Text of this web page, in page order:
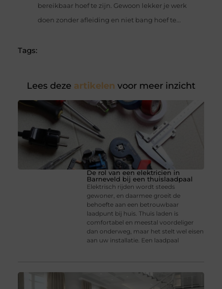
bereikbaar hoef te zijn. Gewoon lekker je werk
doen zonder afleiding en niet bang hoef te...
Tags:
Lees deze artikelen voor meer inzicht
De rol van een elektricien in
Barneveld bij een thuislaadpaal
Elektrisch rijden wordt steeds
gewoner, en daarmee groeit de
behoefte aan een betrouwbaar
laadpunt bij huis. Thuis laden is
comfortabel en meestal voordeliger
dan onderweg, maar het stelt wel eisen
aan uw installatie. Een laadpaal